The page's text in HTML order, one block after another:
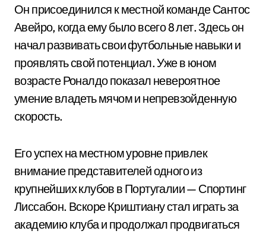
Он присоединился к местной команде Сантос
Авейро, когда ему было всего 8 лет. Здесь он
начал развивать свои футбольные навыки и
проявлять свой потенциал. Уже в юном
возрасте Роналдо показал невероятное
умение владеть мячом и непревзойденную
скорость.
Его успех на местном уровне привлек
внимание представителей одного из
крупнейших клубов в Португалии — Спортинг
Лиссабон. Вскоре Криштиану стал играть за
академию клуба и продолжал продвигаться